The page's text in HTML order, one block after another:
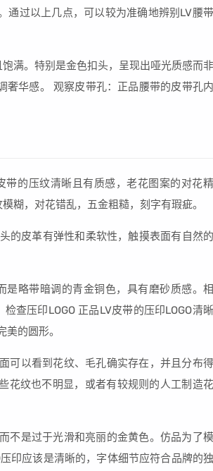
通过以上几点，可以较为准确地辨别LV腰带
满。特别是金色扣头，呈现出哑光质感而非
奢华感。 观察皮带孔：正品腰带的皮带孔内
带的压纹清晰且有质感，老花图案的对花精
糊，对花错乱，五金粗糙，刻字有瑕疵。
的皮革有弹性和柔软性，触摸表面有自然的
略带暗调的青金铜色，具有磨砂质感。相
查压印LOGO 正品LV皮带的压印LOGO清晰
的圆形。
可以看到花纹、毛孔确实存在，并且分布得
花纹也不明显，或者有较规则的人工制造花
不是过于光滑和亮丽的金黄色。仿品为了模
印应该是清晰的，字体细节应符合品牌的独